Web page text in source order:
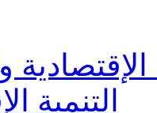
الإقتصادية
التنمية